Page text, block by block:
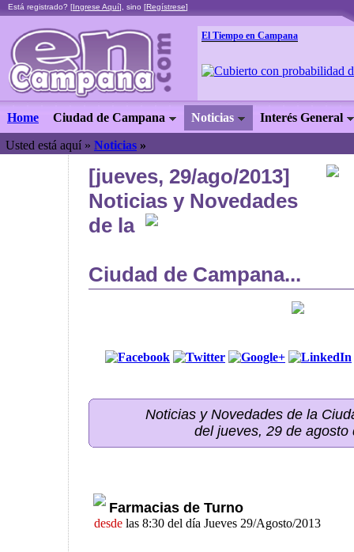
Está registrado? [Ingrese Aquí], sino [Regístrese]
El Tiempo en Campana
Home Ciudad de Campana Noticias Interés General
Usted está aquí » Noticias »
[jueves, 29/ago/2013]
Noticias y Novedades
de la
Ciudad de Campana...
Noticias y Novedades de la
del jueves, 29 de agosto
Farmacias de Turno
desde las 8:30 del día Jueves 29/Agosto/2013